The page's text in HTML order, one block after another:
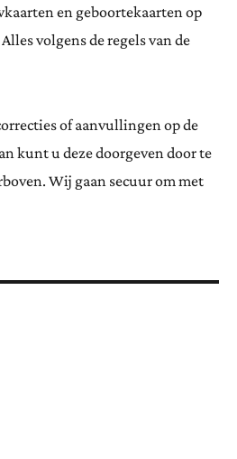
en geboortekaarten op
volgens de regels van de
of aanvullingen op de
kunt u deze doorgeven door te
Wij gaan secuur om met